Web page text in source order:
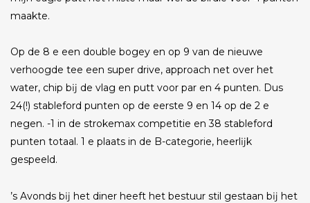
maakte.
Op de 8 e een double bogey en op 9 van de nieuwe
verhoogde tee een super drive, approach net over het
water, chip bĳ de vlag en putt voor par en 4 punten. Dus
24(!) stableford punten op de eerste 9 en 14 op de 2 e
negen. -1 in de strokemax competitie en 38 stableford
punten totaal. 1 e plaats in de B-categorie, heerlĳk
gespeeld.
’s Avonds bĳ het diner heeft het bestuur stil gestaan bĳ het